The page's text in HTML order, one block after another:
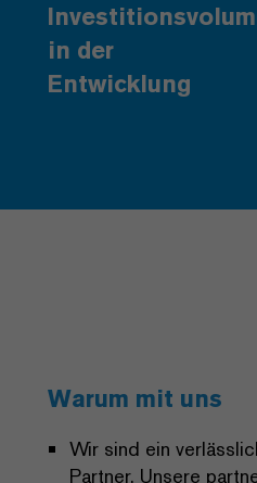
in der
Entwicklung
Warum mit uns
Wir sind ein
Partner. Unsere